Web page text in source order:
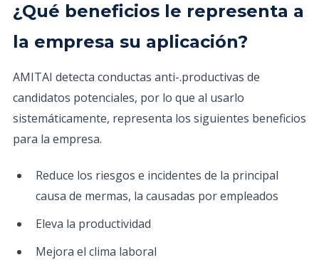
¿Qué beneficios le representa a
la empresa su aplicación?
AMITAI detecta conductas anti-.productivas de
candidatos potenciales, por lo que al usarlo
sistemáticamente, representa los siguientes beneficios
para la empresa.
Reduce los riesgos e incidentes de la principal
causa de mermas, la causadas por empleados
Eleva la productividad
Mejora el clima laboral